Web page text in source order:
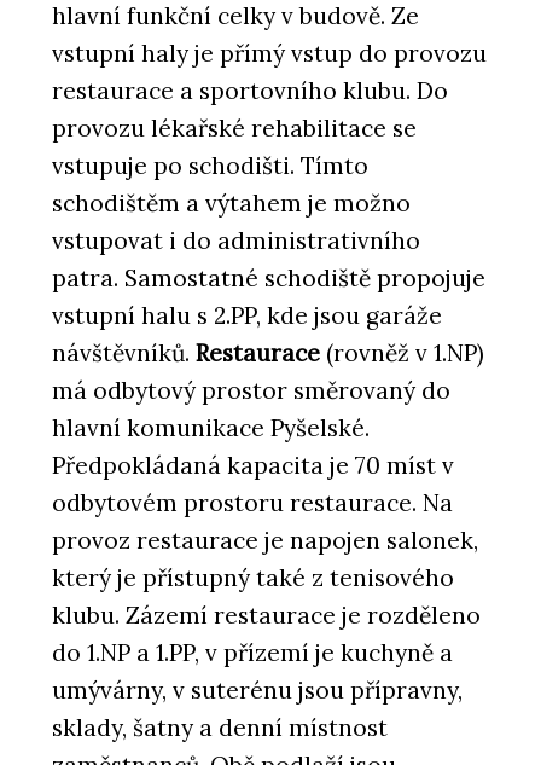
hlavní funkční celky v budově. Ze
vstupní haly je přímý vstup do provozu
restaurace a sportovního klubu. Do
provozu lékařské rehabilitace se
vstupuje po schodišti. Tímto
schodištěm a výtahem je možno
vstupovat i do administrativního
patra. Samostatné schodiště propojuje
vstupní halu s 2.PP, kde jsou garáže
návštěvníků. Restaurace (rovněž v 1.NP)
má odbytový prostor směrovaný do
hlavní komunikace Pyšelské.
Předpokládaná kapacita je 70 míst v
odbytovém prostoru restaurace. Na
provoz restaurace je napojen salonek,
který je přístupný také z tenisového
klubu. Zázemí restaurace je rozděleno
do 1.NP a 1.PP, v přízemí je kuchyně a
umývárny, v suterénu jsou přípravny,
sklady, šatny a denní místnost